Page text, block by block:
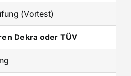
(Vortest)
Dekra oder TÜV